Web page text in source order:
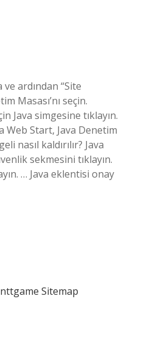
ardından “Site
Masası’nı seçin.
Java simgesine tıklayın.
Web Start, Java Denetim
nasıl kaldırılır? Java
sekmesini tıklayın.
… Java eklentisi onay
nttgame Sitemap